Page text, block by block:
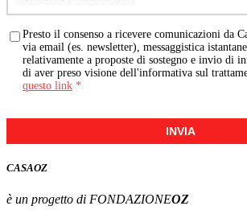
Presto il consenso a ricevere comunicazioni da
via email (es. newsletter), messaggistica
relativamente a proposte di sostegno e invio di
di aver preso visione dell'informativa sul
questo link *
INVIA
CASAOZ
è un progetto di FONDAZIONEOZ